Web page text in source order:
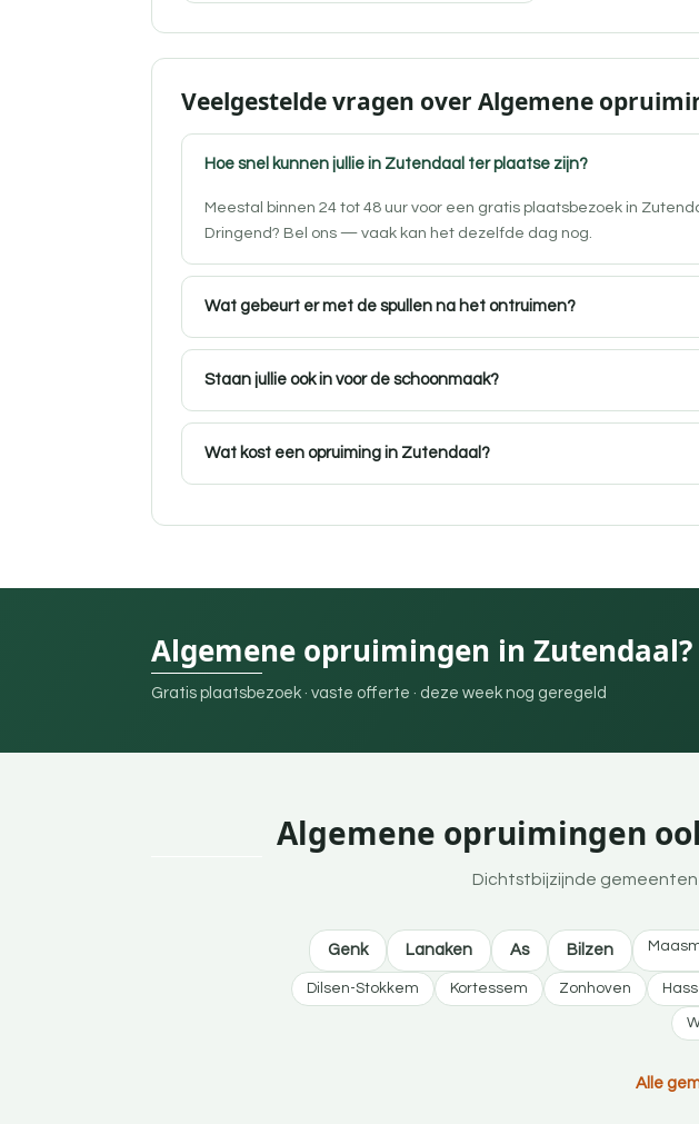
Veelgestelde vragen over Algemene
Hoe snel kunnen jullie in Zutendaal ter plaatse zijn?
Meestal binnen 24 tot 48 uur voor een gratis plaatsbezoek in
Dringend? Bel ons — vaak kan het dezelfde dag nog.
Wat gebeurt er met de spullen na het ontruimen?
Staan jullie ook in voor de schoonmaak?
Wat kost een opruiming in Zutendaal?
Algemene opruimingen in Zutendaal?
Gratis plaatsbezoek · vaste offerte · deze week nog geregeld
Algemene opruimingen
Dichtstbijzijnde
Genk Lanaken As Bilzen
Dilsen-Stokkem Kortessem Zonhoven
Alle